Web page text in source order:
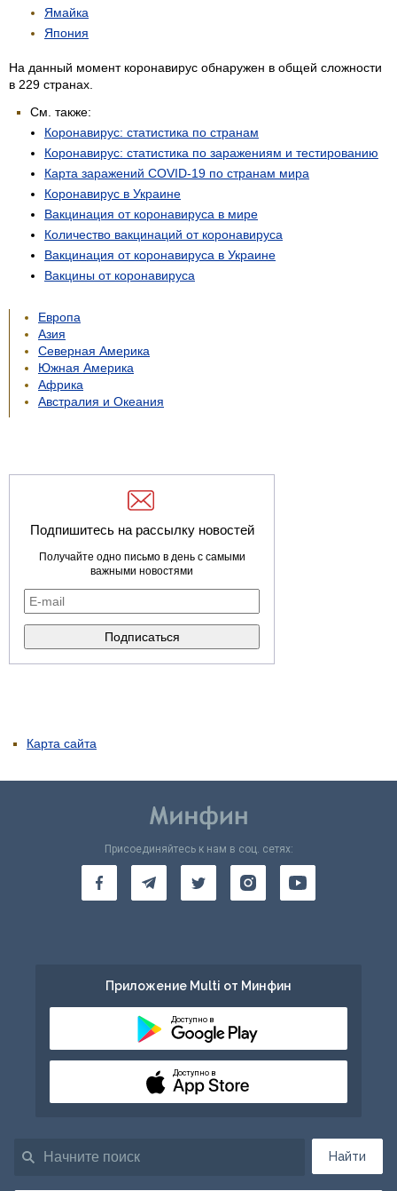
Ямайка
Япония
На данный момент коронавирус обнаружен в общей сложности
в 229 странах.
См. также:
Коронавирус: статистика по странам
Коронавирус: статистика по заражениям и тестированию
Карта заражений COVID-19 по странам мира
Коронавирус в Украине
Вакцинация от коронавируса в мире
Количество вакцинаций от коронавируса
Вакцинация от коронавируса в Украине
Вакцины от коронавируса
Европа
Азия
Северная Америка
Южная Америка
Африка
Австралия и Океания
Подпишитесь на рассылку новостей
Получайте одно письмо в день с самыми
важными новостями
Карта сайта
Найти
Присоединяйтесь к нам в соц. сетях:
Приложение Multi от Минфин
Доступно в
Доступно в